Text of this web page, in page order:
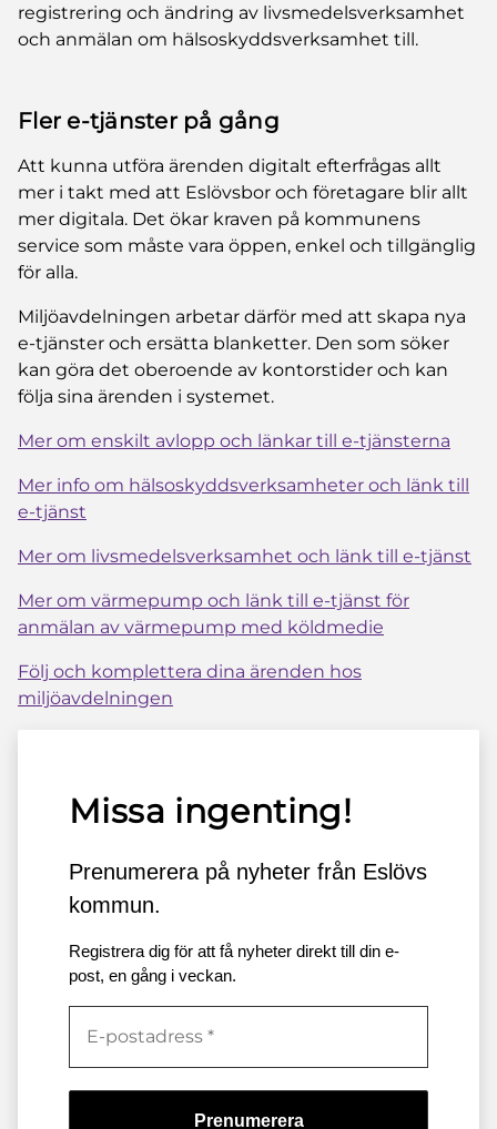
registrering och ändring av livsmedelsverksamhet
och anmälan om hälsoskyddsverksamhet till.
Fler e-tjänster på gång
Att kunna utföra ärenden digitalt efterfrågas allt
mer i takt med att Eslövsbor och företagare blir allt
mer digitala. Det ökar kraven på kommunens
service som måste vara öppen, enkel och tillgänglig
för alla.
Miljöavdelningen arbetar därför med att skapa nya
e-tjänster och ersätta blanketter. Den som söker
kan göra det oberoende av kontorstider och kan
följa sina ärenden i systemet.
Mer om enskilt avlopp och länkar till e-tjänsterna
Mer info om hälsoskyddsverksamheter och länk till
e-tjänst
Mer om livsmedelsverksamhet och länk till e-tjänst
Mer om värmepump och länk till e-tjänst för
anmälan av värmepump med köldmedie
Följ och komplettera dina ärenden hos
miljöavdelningen
Missa ingenting!
Prenumerera på nyheter från Eslövs
kommun.
Registrera dig för att få nyheter direkt till din e-
post, en gång i veckan.